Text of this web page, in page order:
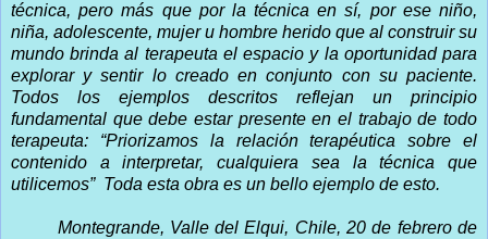
técnica, pero más que por la técnica en sí, por ese niño,
niña, adolescente, mujer u hombre herido que al construir su
mundo brinda al terapeuta el espacio y la oportunidad para
explorar y sentir lo creado en conjunto con su paciente.
Todos los ejemplos descritos reflejan un principio
fundamental que debe estar presente en el trabajo de todo
terapeuta: “Priorizamos la relación terapéutica sobre el
contenido a interpretar, cualquiera sea la técnica que
utilicemos” Toda esta obra es un bello ejemplo de esto.
Montegrande, Valle del Elqui, Chile, 20 de febrero de